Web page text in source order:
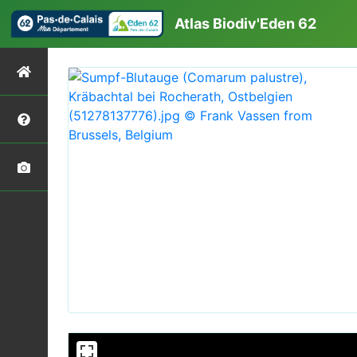
Atlas Biodiv'Eden 62